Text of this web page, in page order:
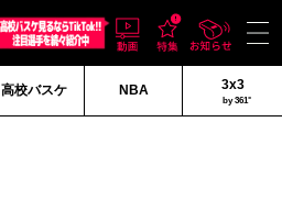
高校バスケ NBA 3x3
by 361°